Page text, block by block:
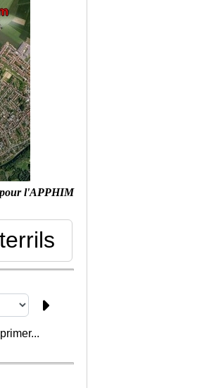
l'APPHIM
terrils